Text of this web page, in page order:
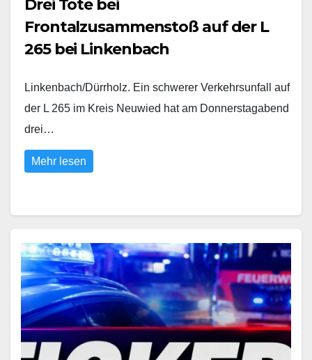
Drei Tote bei
Frontalzusammenstoß auf der L
265 bei Linkenbach
Linkenbach/Dürrholz. Ein schwerer Verkehrsunfall auf
der L 265 im Kreis Neuwied hat am Donnerstagabend
drei…
Mehr lesen